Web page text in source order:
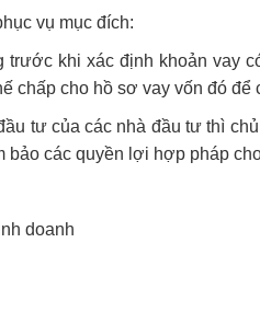
vụ mục đích:
trước khi xác định khoản vay
chấp cho hồ sơ vay vốn đó
tư của các nhà đầu tư thì
bảo các quyền lợi hợp pháp
doanh